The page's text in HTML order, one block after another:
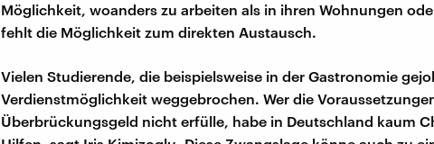
Möglichkeit, woanders zu arbeiten als in ihren Wohnungen
fehlt die Möglichkeit zum direkten Austausch.
Vielen Studierende, die beispielsweise in der Gastronomie
Verdienstmöglichkeit weggebrochen. Wer die
Überbrückungsgeld nicht erfülle, habe in Deutschland kaum